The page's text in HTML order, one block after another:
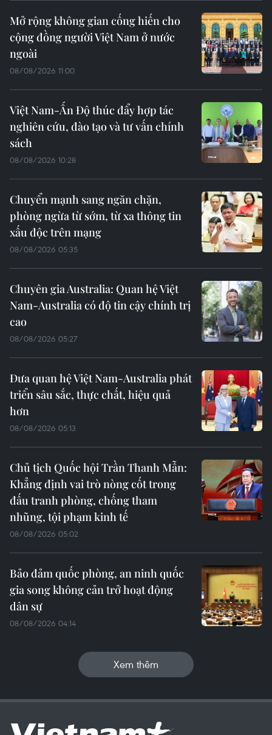
Mở rộng không gian cống hiến cho
cộng đồng người Việt Nam ở nước
ngoài
08/08/2026 11:00
Việt Nam-Ấn Độ thúc đẩy hợp tác
nghiên cứu, đào tạo và tư vấn chính
sách
08/08/2026 10:28
Chuyển mạnh sang ngăn chặn,
phòng ngừa từ sớm, từ xa thông tin
xấu độc trên mạng
08/08/2026 05:35
Chuyên gia Australia: Quan hệ Việt
Nam-Australia có độ tin cậy chính trị
cao
08/08/2026 05:27
Đưa quan hệ Việt Nam-Australia phát
triển sâu sắc, thực chất, hiệu quả
hơn
08/08/2026 05:13
Chủ tịch Quốc hội Trần Thanh Mẫn:
Khẳng định vai trò nòng cốt trong
đấu tranh phòng, chống tham
nhũng, tội phạm kinh tế
08/08/2026 05:02
Bảo đảm quốc phòng, an ninh quốc
gia song không cản trở hoạt động
dân sự
08/08/2026 04:14
Xem thêm